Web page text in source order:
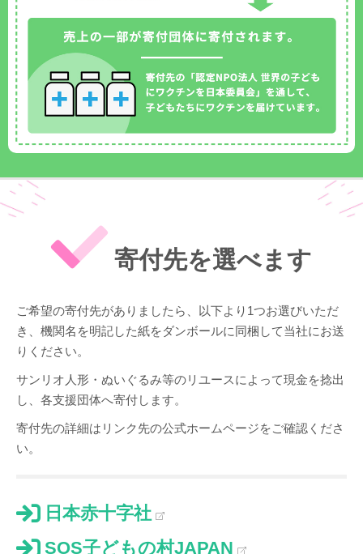
寄付先を選べます
ご希望の寄付先がありましたら、以下より1つお選びいただ
き、機関名を明記した紙をダンボールに同梱して当社にお送
りください。
サンリオ人形・ぬいぐるみ等のリユースによって現金を捻出
し、各支援団体へ寄付します。
寄付先の詳細はリンク先の公式ホームページをご確認くださ
い。
日本赤十字社
SOS子どもの村JAPAN